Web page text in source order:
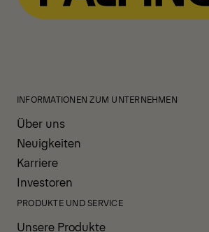
INFORMATIONEN ZUM UNTERNEHMEN
Über uns
Neuigkeiten
Karriere
Investoren
PRODUKTE UND SERVICE
Unsere Produkte